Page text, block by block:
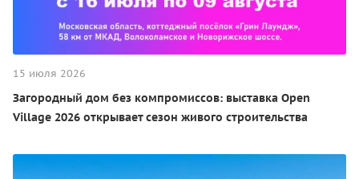
15 июля 2026
Загородный дом без компромиссов: выставка Open
Village 2026 открывает сезон живого строительства